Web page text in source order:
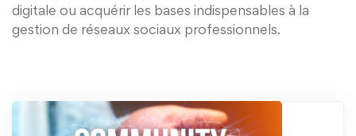
digitale ou acquérir les bases indispensables à la
gestion de réseaux sociaux professionnels.